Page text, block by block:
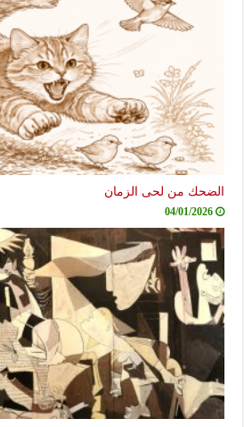
الضحك من لحى الزمان
04/01/2026